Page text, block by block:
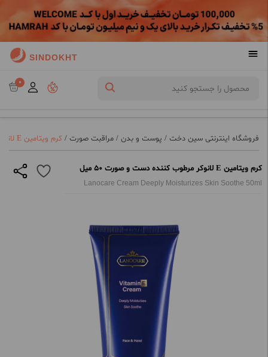
SINDOKHT
0
فروشگاه اینترنتی سین دخت / پوست و بدن / مراقبت صورت / کرم ویتامین E لانوکر مرطوب کننده دست و صورت 50 میل
کرم ویتامین E لانوکر مرطوب کننده دست و صورت 50 میل
Lanocare Cream Deeply Moisturizes Skin Soothe 50ml